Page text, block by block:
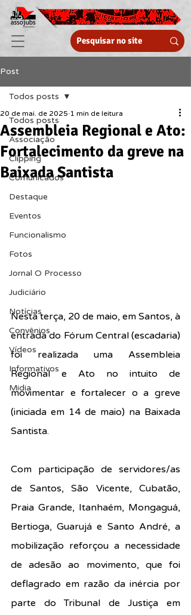
Post
Todos posts
Associação
Clipping
Comunicados
Destaque
Eventos
Funcionalismo
Fotos
Jornal O Processo
Judiciário
Notícias
Convênios
Vídeos
Informativos
Midia
Todos posts
Assembleia Regional e Ato:
Fortalecimento da greve na
Baixada Santista
20 de mai. de 2025 1 min de leitura
Nesta terça, 20 de maio, em Santos, à
entrada do Fórum Central (escadaria)
foi realizada uma Assembleia
Regional e Ato no intuito de
movimentar e fortalecer o a greve
(iniciada em 14 de maio) na Baixada
Santista.
Com participação de servidores/as
de Santos, São Vicente, Cubatão,
Praia Grande, Itanhaém, Mongaguá,
Bertioga, Guarujá e Santo André, a
mobilização reforçou a necessidade
de adesão ao movimento, que foi
deflagrado em razão da inércia por
parte do Tribunal de Justiça em